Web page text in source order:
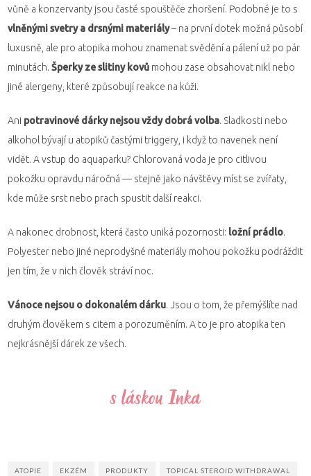
vůně a konzervanty jsou časté spouštěče zhoršení. Podobné je to s
vlněnými svetry a drsnými materiály– na první dotek možná působí
luxusně, ale pro atopika mohou znamenat svědění a pálení už po pár
minutách.Šperky ze slitiny kovů mohou zase obsahovat nikl nebo
jiné alergeny, které způsobují reakce na kůži.
Ani potravinové dárky nejsou vždy dobrá volba. Sladkosti nebo
alkohol bývají u atopiků častými triggery, i když to navenek není
vidět. A vstup do aquaparku? Chlorovaná voda je pro citlivou
pokožku opravdu náročná — stejně jako návštěvy míst se zvířaty,
kde může srst nebo prach spustit další reakci.
A nakonec drobnost, která často uniká pozornosti: ložní prádlo.
Polyester nebo jiné neprodyšné materiály mohou pokožku podráždit
jen tím, že v nich člověk stráví noc.
Vánoce nejsou o dokonalém dárku. Jsou o tom, že přemýšlíte nad
druhým člověkem s citem a porozuměním. A to je pro atopika ten
nejkrásnější dárek ze všech.
ATOPIE EKZÉM PRODUKTY TOPICAL STEROID WITHDRAWAL